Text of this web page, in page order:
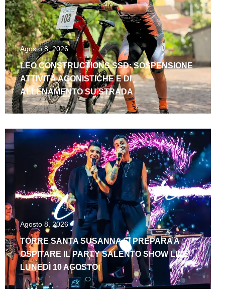
Agosto 8, 2026
LEO CONSTRUCTIONS SSD: SOSPENSIONE
ATTIVITÀ AGONISTICHE E DI
ALLENAMENTO SU STRADA
Agosto 8, 2026
TORRE SANTA SUSANNA SI PREPARA A
OSPITARE IL PARTY SALENTO SHOW LIVE
LUNEDÌ 10 AGOSTO